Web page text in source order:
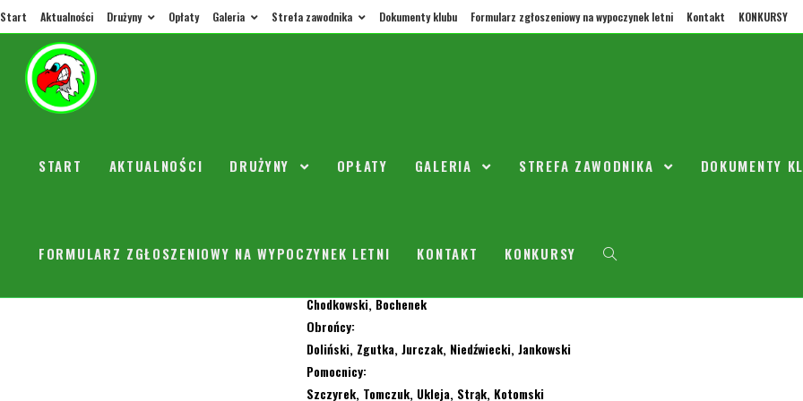
Start Aktualności Drużyny Opłaty Galeria Strefa zawodnika Dokumenty klubu Formularz zgłoszeniowy na wypoczynek letni Kontakt KONKURSY
START AKTUALNOŚCI DRUŻYNY OPŁATY GALERIA STREFA ZAWODNIKA DOKUMENTY
FORMULARZ ZGŁOSZENIOWY NA WYPOCZYNEK LETNI KONTAKT KONKURSY
Chodkowski, Bochenek
Obrońcy:
Doliński, Zgutka, Jurczak, Niedźwiecki, Jankowski
Pomocnicy:
Szczyrek, Tomczuk, Ukleja, Strąk, Kotomski